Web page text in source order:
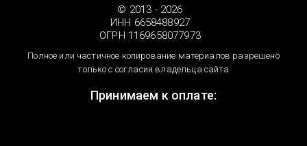
© 2013 - 2026
ИНН 6658488927
ОГРН 1169658077973
Полное или частичное копирование материалов разрешено
только с согласия владельца сайта
Принимаем к оплате: